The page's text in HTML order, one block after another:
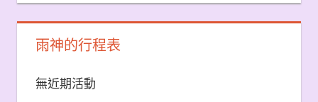
雨神的行程表
無近期活動